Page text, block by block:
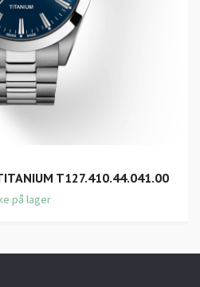
T127.410.44.041.00
på lager